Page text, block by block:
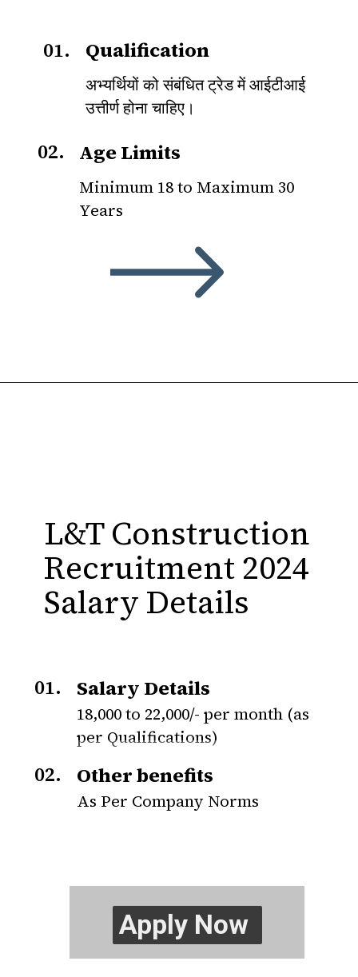
Qualification
01.
अभ्यर्थियों को संबंधित ट्रेड में आईटीआई
उत्तीर्ण होना चाहिए।
Age Limits
02.
Minimum 18 to Maximum 30
Years
L&T Construction
Recruitment 2024
Salary Details
Salary Details
01.
18,000 to 22,000/- per month (as
per Qualifications)
Other benefits
02.
As Per Company Norms
Apply Now
Apply Now